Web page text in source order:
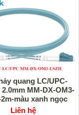
quang LC/UPC-
2.0mm MM-DX-OM3-
màu xanh ngọc
UNI-10030 cao cấp
Liên hệ